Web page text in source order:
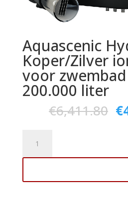
Aquascenic
Koper/Zilver
voor
200.000 liter
€6,411.80 €
Hydrolyse
&
ionisatie